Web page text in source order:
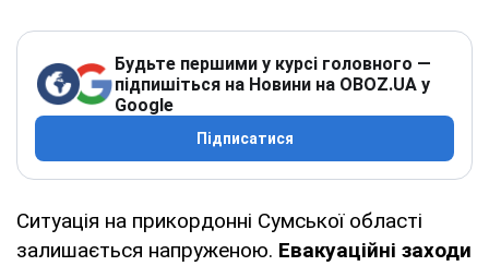
Будьте першими у курсі головного —
підпишіться на Новини на OBOZ.UA у
Google
Підписатися
Ситуація на прикордонні Сумської області
залишається напруженою. Евакуаційні заходи